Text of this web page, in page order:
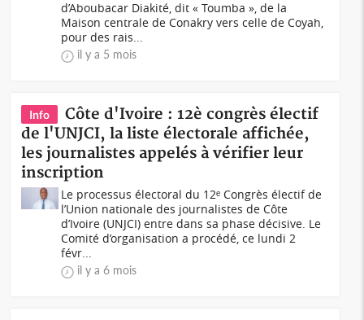
d’Aboubacar Diakité, dit « Toumba », de la
Maison centrale de Conakry vers celle de Coyah,
pour des rais...
il y a 5 mois
Info
Côte d'Ivoire : 12è congrès électif
de l'UNJCI, la liste électorale affichée,
les journalistes appelés à vérifier leur
inscription
Le processus électoral du 12ᵉ Congrès électif de
l’Union nationale des journalistes de Côte
d’Ivoire (UNJCI) entre dans sa phase décisive. Le
Comité d’organisation a procédé, ce lundi 2
févr...
il y a 6 mois